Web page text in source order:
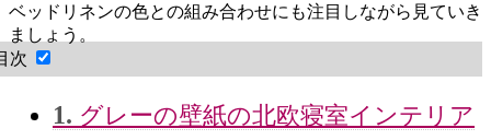
ベッドリネンの色との組み合わせにも注目しながら見ていき
ましょう。
次
1. グレーの壁紙の北欧寝室インテリア